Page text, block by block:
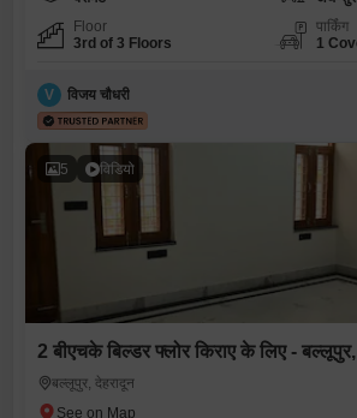
Floor
3rd of 3 Floors
पार्किंग
1
V विजय चौधरी
5 विडियो
2 बीएचके बिल्डर फ्लोर किराए के लिए -
बल्लूपुर, देहरादून